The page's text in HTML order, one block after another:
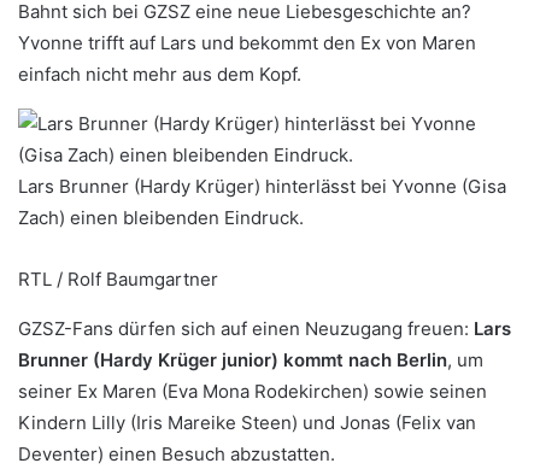
Bahnt sich bei GZSZ eine neue Liebesgeschichte an?
Yvonne trifft auf Lars und bekommt den Ex von Maren
einfach nicht mehr aus dem Kopf.
Lars Brunner (Hardy Krüger) hinterlässt bei Yvonne (Gisa
Zach) einen bleibenden Eindruck.
RTL / Rolf Baumgartner
GZSZ-Fans dürfen sich auf einen Neuzugang freuen: Lars
Brunner (Hardy Krüger junior) kommt nach Berlin, um
seiner Ex Maren (Eva Mona Rodekirchen) sowie seinen
Kindern Lilly (Iris Mareike Steen) und Jonas (Felix van
Deventer) einen Besuch abzustatten.